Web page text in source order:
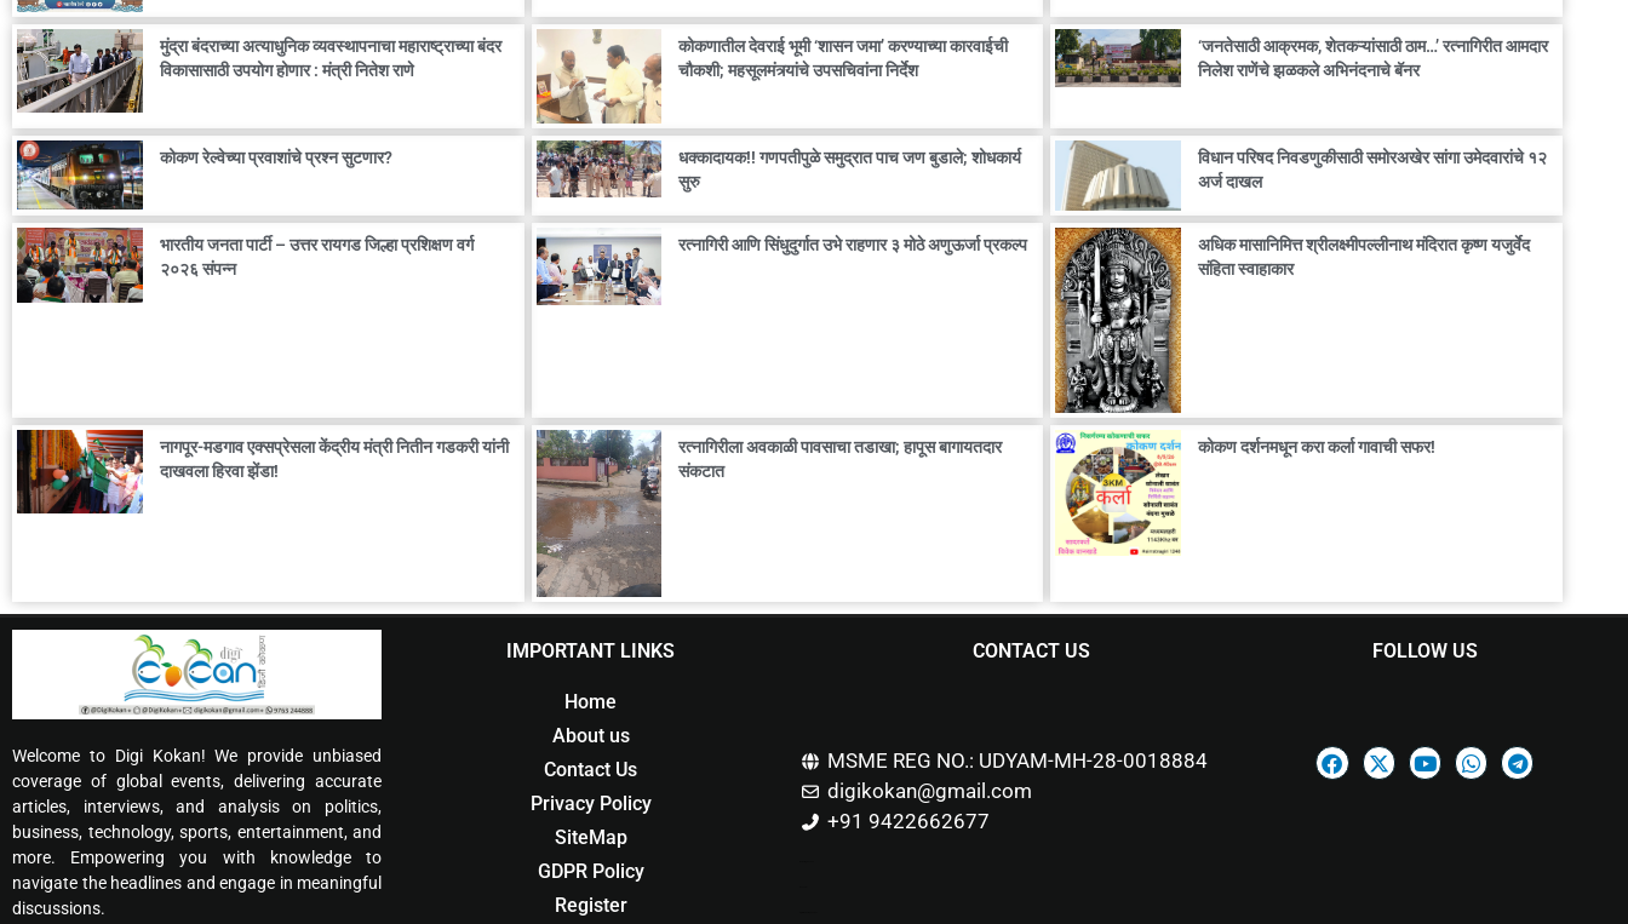
मुंद्रा बंदराच्या अत्याधुनिक व्यवस्थापनाचा महाराष्ट्राच्या बंदर
विकासासाठी उपयोग होणार : मंत्री नितेश राणे
कोकणातील देवराई भूमी ‘शासन जमा’ करण्याच्या कारवाईची
चौकशी; महसूलमंत्र्यांचे उपसचिवांना निर्देश
‘जनतेसाठी आक्रमक, शेतकऱ्यांसाठी ठाम…’ रत्नागिरीत आमदार
निलेश राणेंचे झळकले अभिनंदनाचे बॅनर
कोकण रेल्वेच्या प्रवाशांचे प्रश्न सुटणार?
धक्कादायक!! गणपतीपुळे समुद्रात पाच जण बुडाले; शोधकार्य
सुरु
विधान परिषद निवडणुकीसाठी समोरअखेर सांगा उमेदवारांचे १२
अर्ज दाखल
भारतीय जनता पार्टी – उत्तर रायगड जिल्हा प्रशिक्षण वर्ग
२०२६ संपन्न
रत्नागिरी आणि सिंधुदुर्गात उभे राहणार ३ मोठे अणुऊर्जा प्रकल्प
अधिक मासानिमित्त श्रीलक्ष्मीपल्लीनाथ मंदिरात कृष्ण यजुर्वेद
संहिता स्वाहाकार
नागपूर-मडगाव एक्सप्रेसला केंद्रीय मंत्री नितीन गडकरी यांनी
दाखवला हिरवा झेंडा!
रत्नागिरीला अवकाळी पावसाचा तडाखा; हापूस बागायतदार
संकटात
कोकण दर्शनमधून करा कर्ला गावाची सफर!
Welcome to Digi Kokan! We provide unbiased
coverage of global events, delivering accurate
articles, interviews, and analysis on politics,
business, technology, sports, entertainment, and
more. Empowering you with knowledge to
navigate the headlines and engage in meaningful
discussions.
IMPORTANT LINKS
Home
About us
Contact Us
Privacy Policy
SiteMap
GDPR Policy
Register
CONTACT US
MSME REG NO.: UDYAM-MH-28-0018884
digikokan@gmail.com
+91 9422662677
FOLLOW US